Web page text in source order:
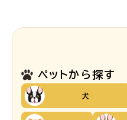
ペットから探す
犬